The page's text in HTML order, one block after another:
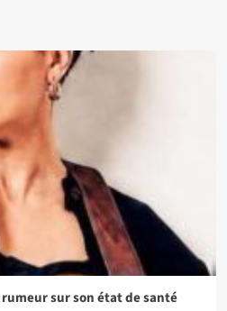
sur son état de santé